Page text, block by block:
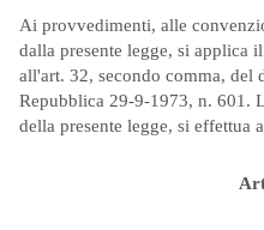
Ai provvedimenti, alle
dalla presente legge, si applica
all'art. 32, secondo comma, del
Repubblica 29-9-1973, n. 601.
della presente legge, si effettua